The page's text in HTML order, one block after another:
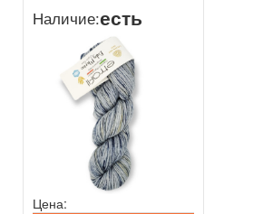
Наличие:есть
Цена: